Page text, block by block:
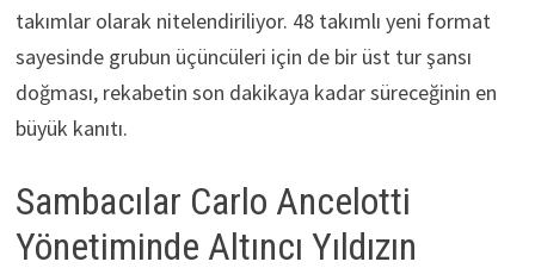
takımlar olarak nitelendiriliyor. 48 takımlı yeni format
sayesinde grubun üçüncüleri için de bir üst tur şansı
doğması, rekabetin son dakikaya kadar süreceğinin en
büyük kanıtı.
Sambacılar Carlo Ancelotti
Yönetiminde Altıncı Yıldızın